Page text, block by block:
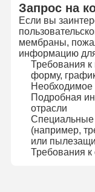
Запрос на
Если вы
мембраны,
информацию
Требования к
форму,
Необходимое
Подробная
отрасли
Специальные
(например,
или
Требования к